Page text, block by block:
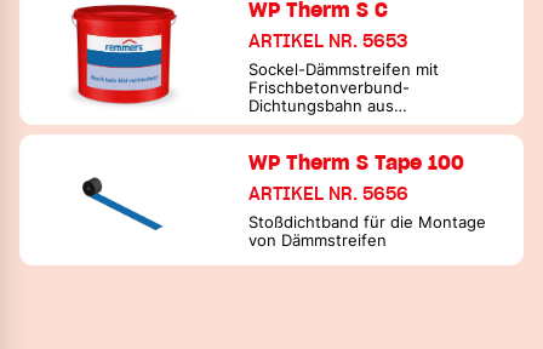
WP Therm S C
ARTIKEL NR. 5653
Sockel-Dämmstreifen mit
Frischbetonverbund-
Dichtungsbahn aus
Elastomerbitumen
WP Therm S Tape 100
ARTIKEL NR. 5656
Stoßdichtband für die Montage
von Dämmstreifen